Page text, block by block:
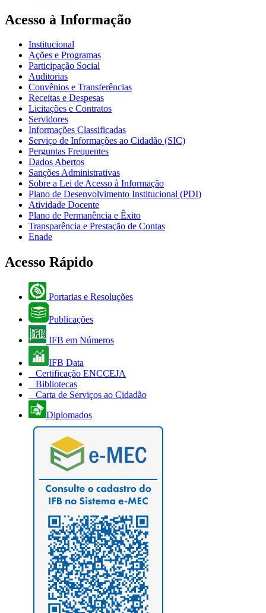
Acesso à Informação
Institucional
Ações e Programas
Participação Social
Auditorias
Convênios e Transferências
Receitas e Despesas
Licitações e Contratos
Servidores
Informações Classificadas
Serviço de Informações ao Cidadão (SIC)
Perguntas Frequentes
Dados Abertos
Sanções Administrativas
Sobre a Lei de Acesso à Informação
Plano de Desenvolvimento Institucional (PDI)
Atividade Docente
Plano de Permanência e Êxito
Transparência e Prestação de Contas
Enade
Acesso Rápido
Portarias e Resoluções
Publicações
IFB em Números
IFB Data
Certificação ENCCEJA
Bibliotecas
Carta de Serviços ao Cidadão
Diplomados